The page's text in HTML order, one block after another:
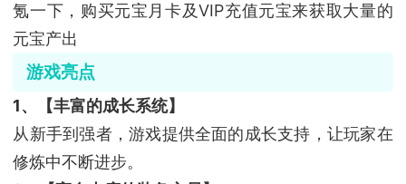
氪一下，购买元宝月卡及VIP充值元宝来获取大量的
元宝产出
游戏亮点
1、【丰富的成长系统】
从新手到强者，游戏提供全面的成长支持，让玩家在
修炼中不断进步。